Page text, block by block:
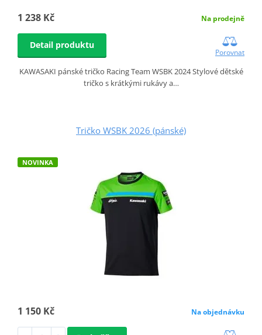
1 238 Kč Na prodejně
Detail produktu
Porovnat
KAWASAKI pánské tričko Racing Team WSBK 2024 Stylové dětské
tričko s krátkými rukávy a…
Tričko WSBK 2026 (pánské)
NOVINKA
1 150 Kč Na objednávku